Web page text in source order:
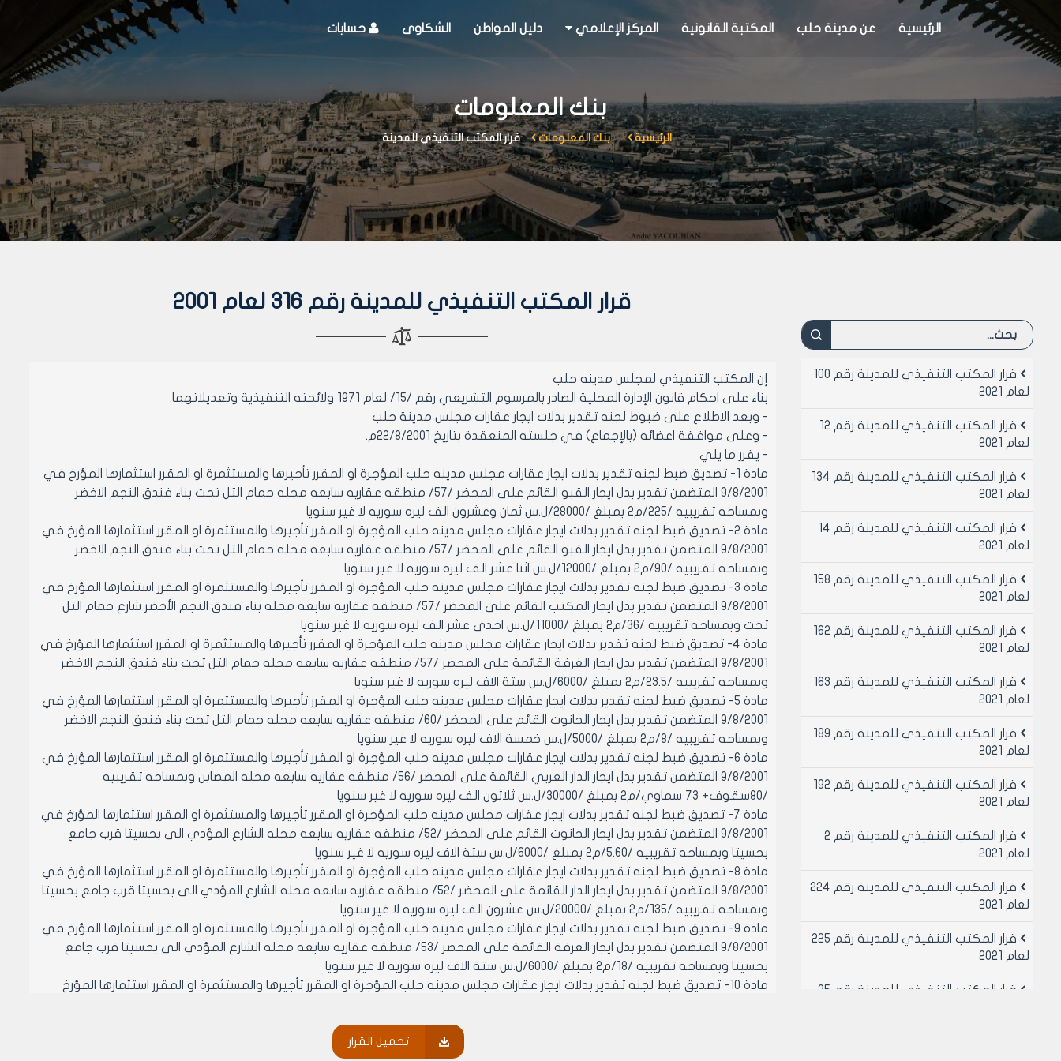
الرئيسية عن مدينة حلب المكتبة القانونية المركز الإعلامي دليل المواطن الشكاوى حسابات
بنك المعلومات
الرئيسية بنك المعلومات قرار المكتب التنفيذي للمدينة
قرار المكتب التنفيذي للمدينة رقم 316 لعام 2001
إن المكتب التنفيذي لمجلس مدينه حلب
بناء على احكام قانون الإدارة المحلية الصادر بالمرسوم التشريعي رقم /15/ لعام 1971 ولائحته التنفيذية وتعديلاتهما.
- وبعد الاطلاع على ضبوط لجنه تقدير بدلات ايجار عقارات مجلس مدينة حلب
- وعلى موافقة اعضائه (بالإجماع) في جلسته المنعقدة بتاريخ 22/8/2001م.
- يقرر ما يلي –
مادة 1- تصديق ضبط لجنه تقدير بدلات ايجار عقارات مجلس مدينه حلب المؤجرة او المقرر تأجيرها والمستثمرة او المقرر استثمارها المؤرخ في
9/8/2001 المتضمن تقدير بدل ايجار القبو القائم على المحضر /57/ منطقه عقاريه سابعه محله حمام التل تحت بناء فندق النجم الاخضر
وبمساحه تقريبيه /225/م2 بمبلغ /28000/ل.س ثمان وعشرون الف ليره سوريه لا غير سنويا
مادة 2- تصديق ضبط لجنه تقدير بدلات ايجار عقارات مجلس مدينه حلب المؤجرة او المقرر تأجيرها والمستثمرة او المقرر استثمارها المؤرخ في
9/8/2001 المتضمن تقدير بدل ايجار القبو القائم على المحضر /57/ منطقه عقاريه سابعه محله حمام التل تحت بناء فندق النجم الاخضر
وبمساحه تقريبيه /90/م2 بمبلغ /12000/ل.س اثنا عشر الف ليره سوريه لا غير سنويا
مادة 3- تصديق ضبط لجنه تقدير بدلات ايجار عقارات مجلس مدينه حلب المؤجرة او المقرر تأجيرها والمستثمرة او المقرر استثمارها المؤرخ في
9/8/2001 المتضمن تقدير بدل ايجار المكتب القائم على المحضر /57/ منطقه عقاريه سابعه محله بناء فندق النجم الأخضر شارع حمام التل
تحت وبمساحه تقريبيه /36/م2 بمبلغ /11000/ل.س احدى عشر الف ليره سوريه لا غير سنويا
مادة 4- تصديق ضبط لجنه تقدير بدلات ايجار عقارات مجلس مدينه حلب المؤجرة او المقرر تأجيرها والمستثمرة او المقرر استثمارها المؤرخ في
9/8/2001 المتضمن تقدير بدل ايجار الغرفة القائمة على المحضر /57/ منطقه عقاريه سابعه محله حمام التل تحت بناء فندق النجم الاخضر
وبمساحه تقريبيه /23.5/م2 بمبلغ /6000/ل.س ستة الاف ليره سوريه لا غير سنويا
مادة 5- تصديق ضبط لجنه تقدير بدلات ايجار عقارات مجلس مدينه حلب المؤجرة او المقرر تأجيرها والمستثمرة او المقرر استثمارها المؤرخ في
9/8/2001 المتضمن تقدير بدل ايجار الحانوت القائم على المحضر /60/ منطقه عقاريه سابعه محله حمام التل تحت بناء فندق النجم الاخضر
وبمساحه تقريبيه /8/م2 بمبلغ /5000/ل.س خمسة الاف ليره سوريه لا غير سنويا
مادة 6- تصديق ضبط لجنه تقدير بدلات ايجار عقارات مجلس مدينه حلب المؤجرة او المقرر تأجيرها والمستثمرة او المقرر استثمارها المؤرخ في
9/8/2001 المتضمن تقدير بدل ايجار الدار العربي القائمة على المحضر /56/ منطقه عقاريه سابعه محله المصابن وبمساحه تقريبيه
/80سقوف+ 73 سماوي/م2 بمبلغ /30000/ل.س ثلاثون الف ليره سوريه لا غير سنويا
مادة 7- تصديق ضبط لجنه تقدير بدلات ايجار عقارات مجلس مدينه حلب المؤجرة او المقرر تأجيرها والمستثمرة او المقرر استثمارها المؤرخ في
9/8/2001 المتضمن تقدير بدل ايجار الحانوت القائم على المحضر /52/ منطقه عقاريه سابعه محله الشارع المؤدي الى بحسيتا قرب جامع
بحسيتا وبمساحه تقريبيه /5.60/م2 بمبلغ /6000/ل.س ستة الاف ليره سوريه لا غير سنويا
مادة 8- تصديق ضبط لجنه تقدير بدلات ايجار عقارات مجلس مدينه حلب المؤجرة او المقرر تأجيرها والمستثمرة او المقرر استثمارها المؤرخ في
9/8/2001 المتضمن تقدير بدل ايجار الدار القائمة على المحضر /52/ منطقه عقاريه سابعه محله الشارع المؤدي الى بحسيتا قرب جامع بحسيتا
وبمساحه تقريبيه /135/م2 بمبلغ /20000/ل.س عشرون الف ليره سوريه لا غير سنويا
مادة 9- تصديق ضبط لجنه تقدير بدلات ايجار عقارات مجلس مدينه حلب المؤجرة او المقرر تأجيرها والمستثمرة او المقرر استثمارها المؤرخ في
9/8/2001 المتضمن تقدير بدل ايجار الغرفة القائمة على المحضر /53/ منطقه عقاريه سابعه محله الشارع المؤدي الى بحسيتا قرب جامع
بحسيتا وبمساحه تقريبيه /18/م2 بمبلغ /6000/ل.س ستة الاف ليره سوريه لا غير سنويا
مادة 10- تصديق ضبط لجنه تقدير بدلات ايجار عقارات مجلس مدينه حلب المؤجرة او المقرر تأجيرها والمستثمرة او المقرر استثمارها المؤرخ
تحميل القرار
قرار المكتب التنفيذي للمدينة رقم 100
لعام 2021
قرار المكتب التنفيذي للمدينة رقم 12
لعام 2021
قرار المكتب التنفيذي للمدينة رقم 134
لعام 2021
قرار المكتب التنفيذي للمدينة رقم 14
لعام 2021
قرار المكتب التنفيذي للمدينة رقم 158
لعام 2021
قرار المكتب التنفيذي للمدينة رقم 162
لعام 2021
قرار المكتب التنفيذي للمدينة رقم 163
لعام 2021
قرار المكتب التنفيذي للمدينة رقم 189
لعام 2021
قرار المكتب التنفيذي للمدينة رقم 192
لعام 2021
قرار المكتب التنفيذي للمدينة رقم 2
لعام 2021
قرار المكتب التنفيذي للمدينة رقم 224
لعام 2021
قرار المكتب التنفيذي للمدينة رقم 225
لعام 2021
قرار المكتب التنفيذي للمدينة رقم 25